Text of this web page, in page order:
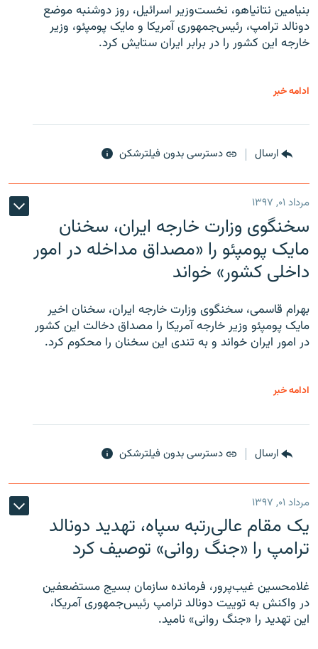
بنیامین نتانیاهو، نخست‌وزیر اسرائیل، روز دوشنبه موضع
دونالد ترامپ، رئیس‌جمهوری آمریکا و مایک پومپئو، وزیر
خارجه این کشور را در برابر ایران ستایش کرد.
ادامه خبر
ارسال دسترسی بدون فیلترشکن
مرداد ۰۱, ۱۳۹۷
سخنگوی وزارت خارجه ایران، سخنان
مایک پومپئو را «مصداق مداخله در امور
داخلی کشور» خواند
بهرام قاسمی، سخنگوی وزارت خارجه ایران، سخنان اخیر
مایک پومپئو وزیر خارجه آمریکا را مصداق دخالت این کشور
در امور ایران خواند و به تندی این سخنان را محکوم کرد.
ادامه خبر
ارسال دسترسی بدون فیلترشکن
مرداد ۰۱, ۱۳۹۷
یک مقام عالی‌رتبه سپاه، تهدید دونالد
ترامپ را «جنگ روانی» توصیف کرد
غلامحسین غیب‌پرور، فرمانده سازمان بسیج مستضعفین
در واکنش به توییت دونالد ترامپ رئیس‌جمهوری آمریکا،
این تهدید را «جنگ روانی» نامید.